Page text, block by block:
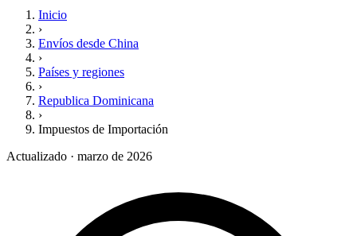
Inicio
›
Envíos desde China
›
Países y regiones
›
Republica Dominicana
›
Impuestos de Importación
Actualizado · marzo de 2026